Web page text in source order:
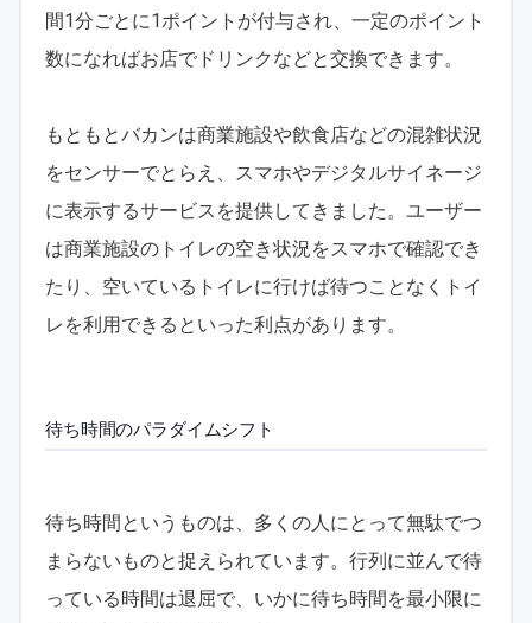
間1分ごとに1ポイントが付与され、一定のポイント
数になればお店でドリンクなどと交換できます。
もともとバカンは商業施設や飲食店などの混雑状況
をセンサーでとらえ、スマホやデジタルサイネージ
に表示するサービスを提供してきました。ユーザー
は商業施設のトイレの空き状況をスマホで確認でき
たり、空いているトイレに行けば待つことなくトイ
レを利用できるといった利点があります。
待ち時間のパラダイムシフト
待ち時間というものは、多くの人にとって無駄でつ
まらないものと捉えられています。行列に並んで待
っている時間は退屈で、いかに待ち時間を最小限に